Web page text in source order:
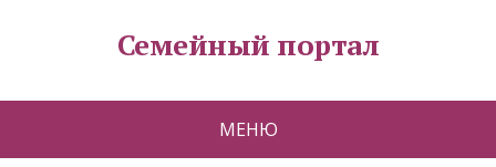
Семейный портал
МЕНЮ